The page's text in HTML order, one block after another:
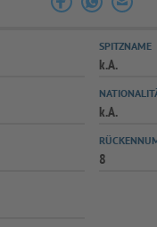
SPITZNAME
k.A.
k.A.
8